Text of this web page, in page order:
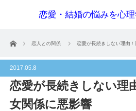
恋愛・結婚の悩みを心
ホーム 恋人との関係 恋愛が長続きしない理由
2017.05.8
恋愛が長続きしない理
女関係に悪影響